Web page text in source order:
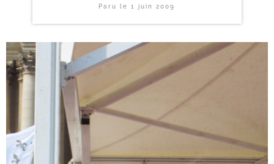
Paru le1 juin 2009